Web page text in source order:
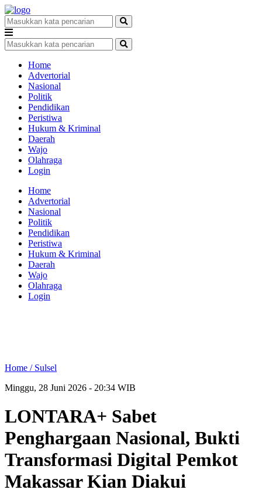
Home
Advertorial
Nasional
Politik
Pendidikan
Peristiwa
Hukum & Kriminal
Daerah
Wajo
Olahraga
Login
Home
Advertorial
Nasional
Politik
Pendidikan
Peristiwa
Hukum & Kriminal
Daerah
Wajo
Olahraga
Login
Home / Sulsel
Minggu, 28 Juni 2026 - 20:34 WIB
LONTARA+ Sabet
Penghargaan Nasional, Bukti
Transformasi Digital Pemkot
Makassar Kian Diakui